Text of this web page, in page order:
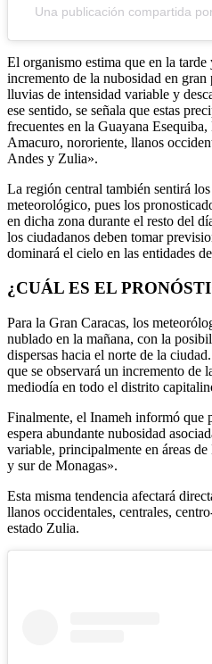
Una publicación compartida
El organismo estima que en la
incremento de la nubosidad en
lluvias de intensidad variable y
ese sentido, se señala que estas
frecuentes en la Guayana
Amacuro, nororiente, llanos
Andes y Zulia».
La región central también sentirá
meteorológico, pues los
en dicha zona durante el resto del
los ciudadanos deben tomar
dominará el cielo en las entidades
¿CUÁL ES EL
Para la Gran Caracas, los
nublado en la mañana, con la
dispersas hacia el norte de la
que se observará un incremento de
mediodía en todo el distrito
Finalmente, el Inameh informó que
espera abundante nubosidad
variable, principalmente en áreas
y sur de Monagas».
Esta misma tendencia afectará
llanos occidentales, centrales,
estado Zulia.